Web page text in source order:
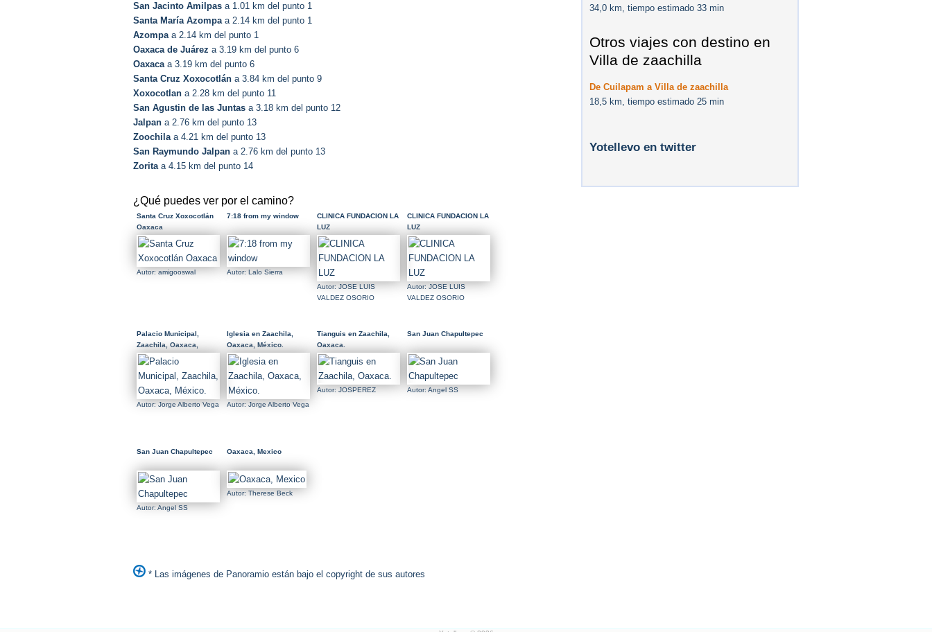
San Jacinto Amilpas a 1.01 km del punto 1
Santa María Azompaa 2.14 km del punto 1
Azompaa 2.14 km del punto 1
Oaxaca de Juárez a 3.19 km del punto 6
Oaxacaa 3.19 km del punto 6
Santa Cruz Xoxocotlán a 3.84 km del punto 9
Xoxocotlan a 2.28 km del punto 11
San Agustin de las Juntas a 3.18 km del punto 12
Jalpan a 2.76 km del punto 13
Zoochilaa 4.21 km del punto 13
San Raymundo Jalpan a 2.76 km del punto 13
Zoritaa 4.15 km del punto 14
¿Qué puedes ver por el camino?
Santa Cruz Xoxocotlán
Oaxaca
Autor: amigooswal
7:18 from my window
Autor: Lalo Sierra
CLINICA FUNDACION LA
LUZ
Autor: JOSE LUIS
VALDEZ OSORIO
CLINICA FUNDACION LA
LUZ
Autor: JOSE LUIS
VALDEZ OSORIO
Palacio Municipal,
Zaachila, Oaxaca,
México.
Autor: Jorge Alberto Vega
Iglesia en Zaachila,
Oaxaca, México.
Autor: Jorge Alberto Vega
Tianguis en Zaachila,
Oaxaca.
Autor: JOSPEREZ
San Juan Chapultepec
Autor: Angel SS
San Juan Chapultepec
Autor: Angel SS
Oaxaca, Mexico
Autor: Therese Beck
* Las imágenes de Panoramio están bajo el copyright de sus autores
34,0 km, tiempo estimado 33 min
Otros viajes con destino en
Villa de zaachilla
De Cuilapam a Villa de zaachilla
18,5 km, tiempo estimado 25 min
Yotellevo en twitter